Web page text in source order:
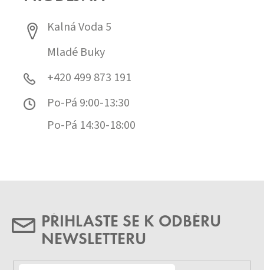
Kalná Voda 5
Mladé Buky
+420 499 873 191
Po-Pá 9:00-13:30
Po-Pá 14:30-18:00
PŘIHLASTE SE K ODBĚRU
NEWSLETTERU